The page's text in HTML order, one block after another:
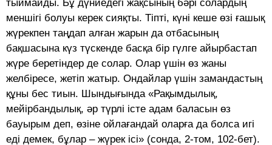
тыймайды. Бұ дүниедегі жақсының бәрі солардың
меншігі болуы керек сияқты. Тіпті, күні кеше өзі ғашық
жүрекпен таңдап алған жарын да отбасының
бақшасына күз түскенде басқа бір гүлге айырбастап
жүре беретіндер де солар. Олар үшін өз жаны
желбіресе, жетіп жатыр. Ондайлар үшін замандастың
құны бес тиын. Шындығында «Рақымдылық,
мейірбандылық, әр түрлі істе адам баласын өз
бауырым деп, өзіне ойлағандай оларға да болса игі
еді демек, бұлар – жүрек ісі» (сонда, 2-том, 102-бет).